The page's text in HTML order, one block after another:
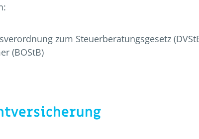
zum Steuerberatungsgesetz
(BOStB)